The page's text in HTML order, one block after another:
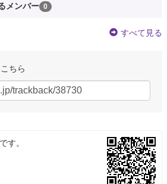
メンバー 0
すべて見る
ちら
す。